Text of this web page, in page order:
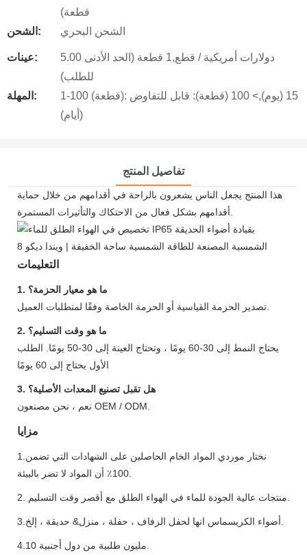
قطعة)
الشحن:
الشحن البحري
عينات:
5.00 دولارات أمريكية / قطع,1 قطعة (الحد الأدنى
للطلب)
المهلة:
1-100 (قطعة): 15 (يوم),> 100 (قطعة): قابل للتفاوض
(أيام)
تفاصيل المنتج
هذا المنتج يجعل الناس يشعرون بالراحة في أقدامهم من خلال حماية
التعليمات
1. ما هو معيار الحزمة؟
2. ما هو وقت التسليم؟
يحتاج النمط إلى 30-60 يومًا ، وتحتاج العينة إلى 30-50 يومًا. الطلب
الأول يحتاج إلى 60 يومًا
3. هل تقبل تصنيع المعدات الأصلية؟
نعم ، نحن مصنعون OEM / ODM.
مزايا
1.نختار موردي المواد الخام الحاصلين على الشهادات التي تضمن